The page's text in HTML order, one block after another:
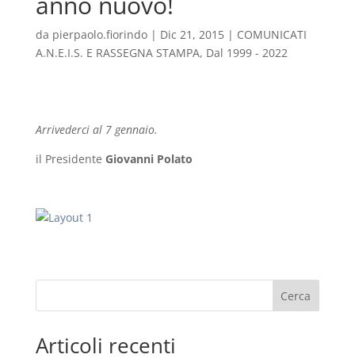
da pierpaolo.fiorindo| Dic 21, 2015| COMUNICATI
A.N.E.I.S. E RASSEGNA STAMPA, Dal 1999 - 2022
Arrivederci al 7 gennaio.
il Presidente Giovanni Polato
Cerca
Articoli recenti